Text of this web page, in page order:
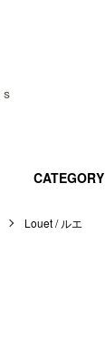
CATEGORY
Louet / ルエ